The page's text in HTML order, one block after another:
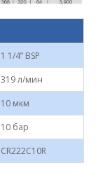
1 1/4” BSP
319 л/мин
10 мкм
10 бар
CR222С10R